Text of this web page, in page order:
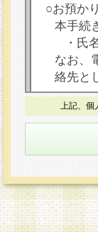
○お預か
本手続
・氏
なお、
絡先と
○本人が
本フォ
○個人情
力いた
○個人情
個人情
上記、